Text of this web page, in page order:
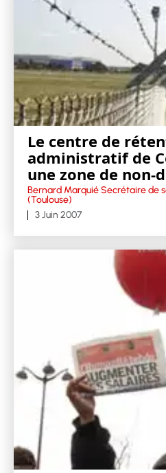
Le centre de
administratif de
une zone de non-
Bernard Marquié Secrétaire de
(Toulouse)
3 Juin 2007